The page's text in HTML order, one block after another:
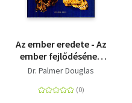
Az ember eredete - Az
ember fejlődésének
képes története
Dr. Palmer Douglas